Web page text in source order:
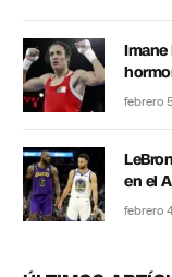
febrero
en el
febrero